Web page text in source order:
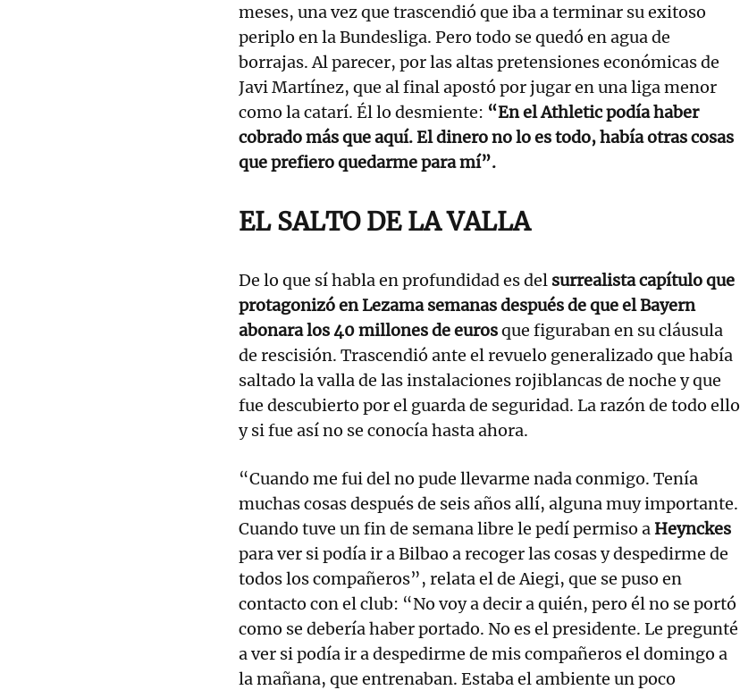
meses, una vez que trascendió que iba a terminar su exitoso
periplo en la Bundesliga. Pero todo se quedó en agua de
borrajas. Al parecer, por las altas pretensiones económicas de
Javi Martínez, que al final apostó por jugar en una liga menor
como la catarí. Él lo desmiente: “En el Athletic podía haber
cobrado más que aquí. El dinero no lo es todo, había otras cosas
que prefiero quedarme para mí”.
EL SALTO DE LA VALLA
De lo que sí habla en profundidad es del surrealista capítulo que
protagonizó en Lezama semanas después de que el Bayern
abonara los 40 millones de eurosque figuraban en su cláusula
de rescisión. Trascendió ante el revuelo generalizado que había
saltado la valla de las instalaciones rojiblancas de noche y que
fue descubierto por el guarda de seguridad. La razón de todo ello
y si fue así no se conocía hasta ahora.
“Cuando me fui del no pude llevarme nada conmigo. Tenía
muchas cosas después de seis años allí, alguna muy importante.
Cuando tuve un fin de semana libre le pedí permiso a Heynckes
para ver si podía ir a Bilbao a recoger las cosas y despedirme de
todos los compañeros”, relata el de Aiegi, que se puso en
contacto con el club: “No voy a decir a quién, pero él no se portó
como se debería haber portado. No es el presidente. Le pregunté
a ver si podía ir a despedirme de mis compañeros el domingo a
la mañana, que entrenaban. Estaba el ambiente un poco